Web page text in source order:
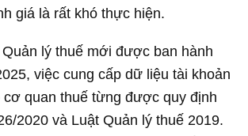
giá là rất khó thực hiện.
lý thuế mới được ban hành
việc cung cấp dữ liệu tài khoản
cơ quan thuế từng được quy định
2020 và Luật Quản lý thuế 2019.